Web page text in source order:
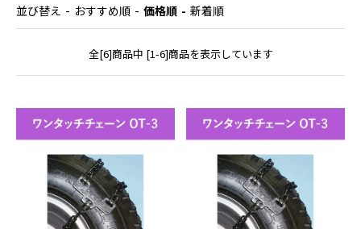
並び替え おすすめ順 価格順 新着順
全[6]商品中 [1-6]商品を表示しています